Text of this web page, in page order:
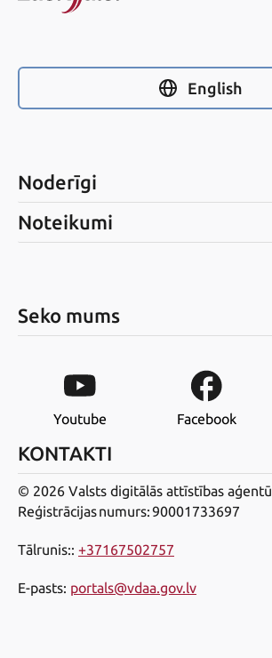
English
Noderīgi
Noteikumi
Seko mums
Youtube Facebook
KONTAKTI
© 2026 Valsts digitālās attīstības
Reģistrācijas numurs: 90001733697
Tālrunis:: +37167502757
E-pasts: portals@vdaa.gov.lv